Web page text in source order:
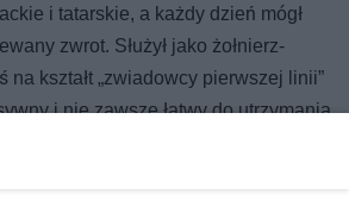
i tatarskie, a każdy dzień mógł
zwrot. Służył jako żołnierz-
na kształt „zwiadowcy pierwszej linii”
i nie zawsze łatwy do utrzymania
taki typ człowieka mógł dokonać
mówiono przez lata.